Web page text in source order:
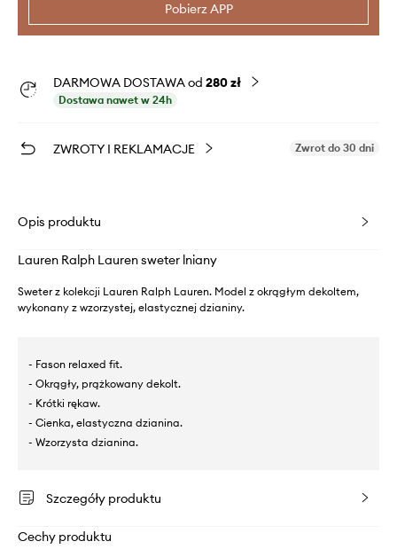
Pobierz APP
DARMOWA DOSTAWA od 280 zł
Dostawa nawet w 24h
ZWROTY I REKLAMACJE Zwrot do 30 dni
Opis produktu
Lauren Ralph Lauren sweter lniany
Sweter z kolekcji Lauren Ralph Lauren. Model z okrągłym dekoltem,
wykonany z wzorzystej, elastycznej dzianiny.
- Fason relaxed fit.
- Okrągły, prążkowany dekolt.
- Krótki rękaw.
- Cienka, elastyczna dzianina.
- Wzorzysta dzianina.
Szczegóły produktu
Cechy produktu